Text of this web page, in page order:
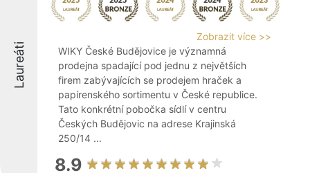
Laureáti
Zobrazit více >>
WIKY České Budějovice je významná
prodejna spadající pod jednu z největších
firem zabývajících se prodejem hraček a
papírenského sortimentu v České republice.
Tato konkrétní pobočka sídlí v centru
Českých Budějovic na adrese Krajinská
250/14 ...
8.9